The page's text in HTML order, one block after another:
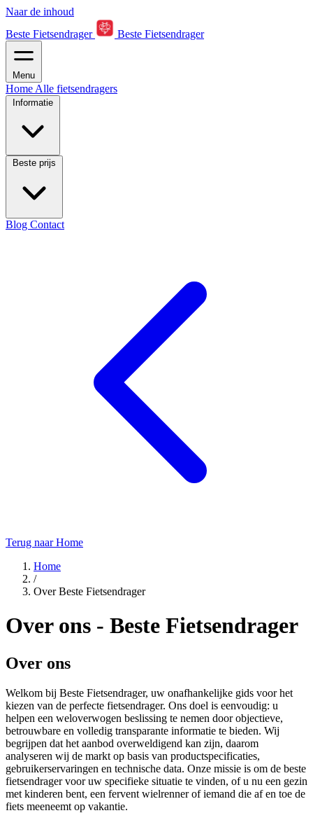
Naar de inhoud
Beste Fietsendrager
Beste Fietsendrager
Menu
Home Alle fietsendragers
Informatie
Beste prijs
Blog Contact
Terug naar Home
Home
/
Over Beste Fietsendrager
Over ons - Beste Fietsendrager
Over ons
Welkom bij Beste Fietsendrager, uw onafhankelijke gids voor het
kiezen van de perfecte fietsendrager. Ons doel is eenvoudig: u
helpen een weloverwogen beslissing te nemen door objectieve,
betrouwbare en volledig transparante informatie te bieden. Wij
begrijpen dat het aanbod overweldigend kan zijn, daarom
analyseren wij de markt op basis van productspecificaties,
gebruikerservaringen en technische data. Onze missie is om de beste
fietsendrager voor uw specifieke situatie te vinden, of u nu een gezin
met kinderen bent, een fervent wielrenner of iemand die af en toe de
fiets meeneemt op vakantie.